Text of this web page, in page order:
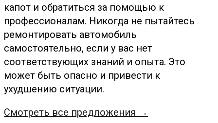
капот и обратиться за помощью к
профессионалам. Никогда не пытайтесь
ремонтировать автомобиль
самостоятельно, если у вас нет
соответствующих знаний и опыта. Это
может быть опасно и привести к
ухудшению ситуации.
Смотреть все предложения →